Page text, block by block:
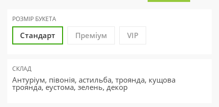
РОЗМІР БУКЕТА
Стандарт Преміум VIP
СКЛАД
Антуріум, півонія, астильба, троянда, кущова
троянда, еустома, зелень, декор